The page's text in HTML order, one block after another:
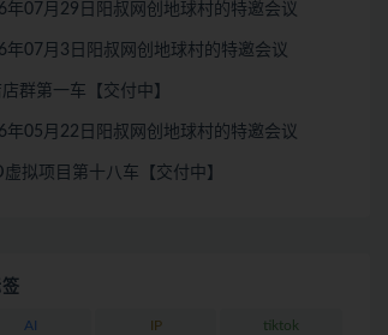
年07月29日阳叔网创地球村的特邀会议
年07月3日阳叔网创地球村的特邀会议
群第一车【交付中】
年05月22日阳叔网创地球村的特邀会议
虚拟项目第十八车【交付中】
AI IP tiktok